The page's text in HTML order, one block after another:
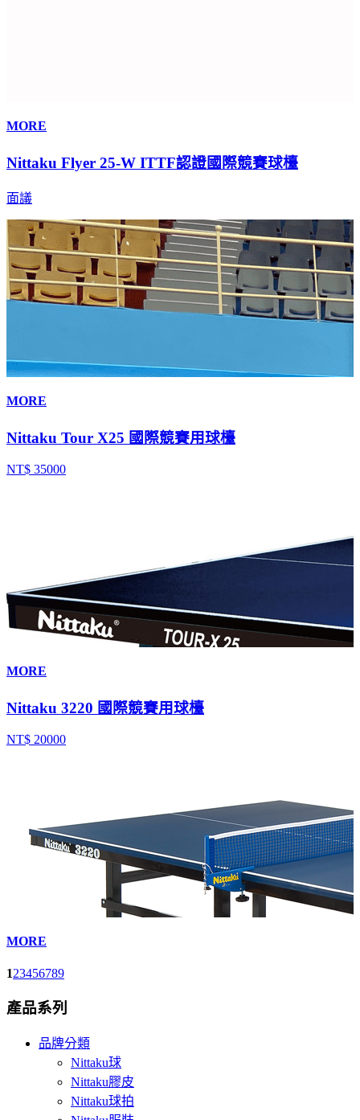
MORE
Nittaku Flyer 25-W ITTF認證國際競賽球檯
面議
MORE
Nittaku Tour X25 國際競賽用球檯
NT$ 35000
MORE
Nittaku 3220 國際競賽用球檯
NT$ 20000
MORE
123456789
產品系列
品牌分類
Nittaku球
Nittaku膠皮
Nittaku球拍